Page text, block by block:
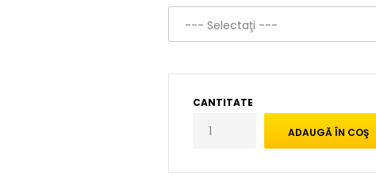
CANTITATE